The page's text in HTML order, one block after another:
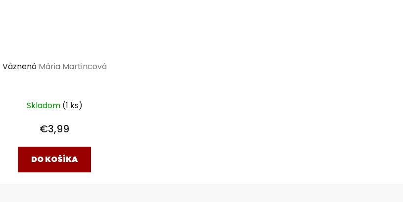
Väznená Mária Martincová
Skladom (1 ks)
€3,99
DO KOŠÍKA